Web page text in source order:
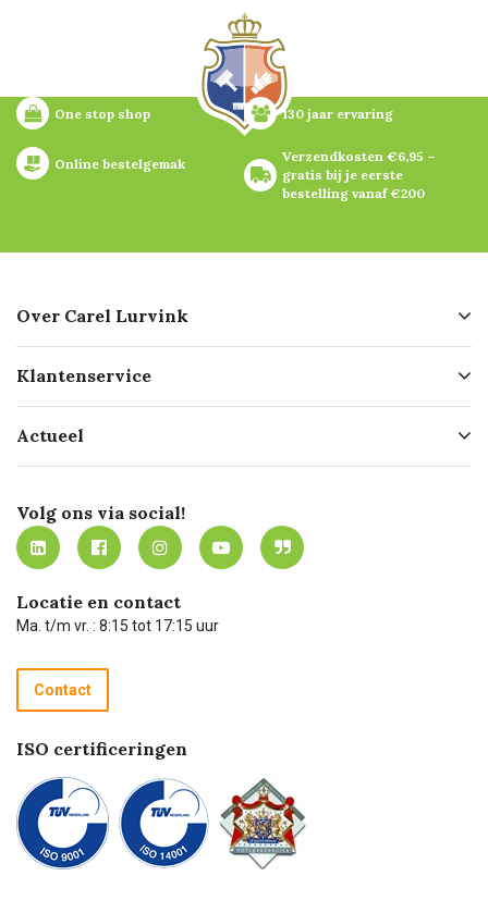
One stop shop 130 jaar ervaring
Online bestelgemak
Verzendkosten €6,95 –
gratis bij je eerste
bestelling vanaf €200
Over Carel Lurvink
Geschiedenis
Missie
Werken bij Carel Lurvink
MVO
Klantenservice
Bezorgen
Mijn Carel Lurvink
Mijn Carel Lurvink instructievideo's
Carel Lurvink App
Hulp op afstand
Technische dienst
Recycle programma
Betalen
Actueel
Innovation LAB
Tevreden klanten
Carel Lurvink Blog
Carel de podcast
Volg ons via social!
Locatie en contact
Ma. t/m vr. : 8:15 tot 17:15 uur
Contact
ISO certificeringen